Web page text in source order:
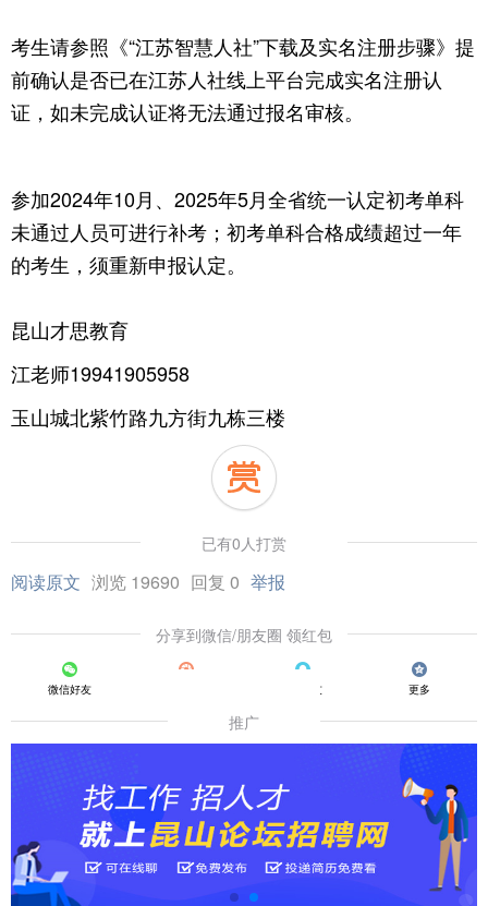
考生请参照《“江苏智慧人社”下载及实名注册步骤》提
前确认是否已在江苏人社线上平台完成实名注册认
证，如未完成认证将无法通过报名审核。
参加2024年10月、2025年5月全省统一认定初考单科
未通过人员可进行补考；初考单科合格成绩超过一年
的考生，须重新申报认定。
昆山才思教育
江老师19941905958
玉山城北紫竹路九方街九栋三楼
已有0人打赏
阅读原文 浏览 19690 回复 0 举报
分享到微信/朋友圈 领红包
微信好友 QQ好友 更多
推广